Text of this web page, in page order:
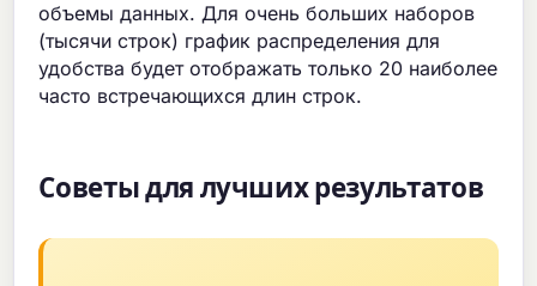
объемы данных. Для очень больших наборов
(тысячи строк) график распределения для
удобства будет отображать только 20 наиболее
часто встречающихся длин строк.
Советы для лучших результатов